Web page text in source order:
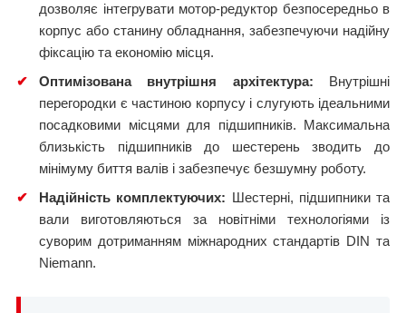
дозволяє інтегрувати мотор-редуктор безпосередньо в
корпус або станину обладнання, забезпечуючи надійну
фіксацію та економію місця.
✔
Оптимізована внутрішня архітектура: Внутрішні
перегородки є частиною корпусу і слугують ідеальними
посадковими місцями для підшипників. Максимальна
близькість підшипників до шестерень зводить до
мінімуму биття валів і забезпечує безшумну роботу.
✔
Надійність комплектуючих: Шестерні, підшипники та
вали виготовляються за новітніми технологіями із
суворим дотриманням міжнародних стандартів DIN та
Niemann.